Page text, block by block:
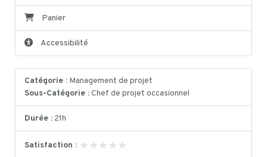
Panier
Accessibilité
Catégorie : Management de projet
Sous-Catégorie :Chef de projet occasionnel
Durée : 21h
Satisfaction : ★★★★★
★★★★★